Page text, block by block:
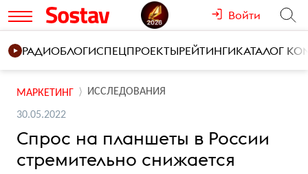
Войти
РАДИОБЛОГИСПЕЦПРОЕКТЫРЕЙТИНГИКАТАЛОГ
МАРКЕТИНГ ИССЛЕДОВАНИЯ
30.05.2022
Спрос на планшеты в России
стремительно снижается